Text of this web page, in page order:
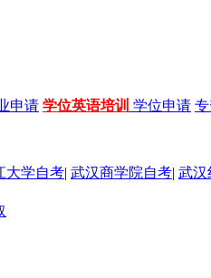
申请 学位英语培训 学位申请
大学自考| 武汉商学院自考| 武汉